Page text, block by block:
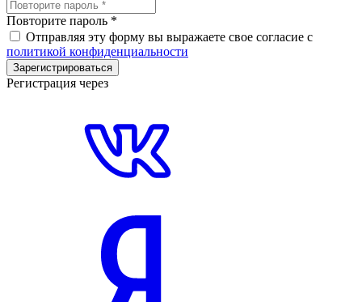
Повторите пароль *
Отправляя эту форму вы выражаете свое согласие с
политикой конфиденциальности
Зарегистрироваться
Регистрация через